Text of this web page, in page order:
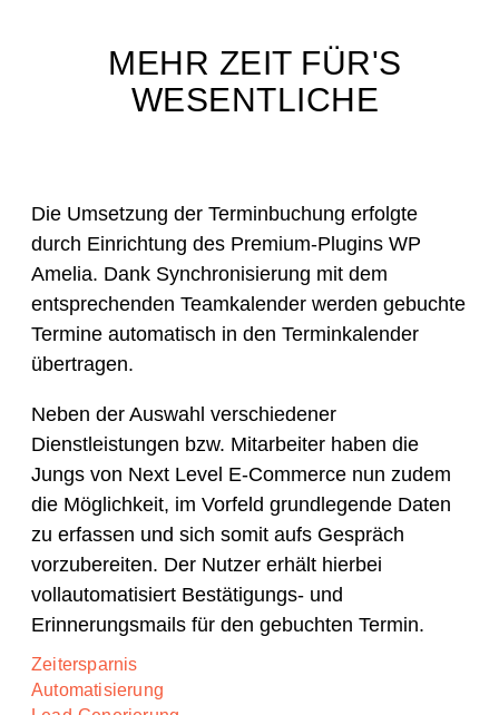
MEHR ZEIT FÜR'S
WESENTLICHE
Die Umsetzung der Terminbuchung erfolgte
durch Einrichtung des Premium-Plugins WP
Amelia. Dank Synchronisierung mit dem
entsprechenden Teamkalender werden gebuchte
Termine automatisch in den Terminkalender
übertragen.
Neben der Auswahl verschiedener
Dienstleistungen bzw. Mitarbeiter haben die
Jungs von Next Level E-Commerce nun zudem
die Möglichkeit, im Vorfeld grundlegende Daten
zu erfassen und sich somit aufs Gespräch
vorzubereiten. Der Nutzer erhält hierbei
vollautomatisiert Bestätigungs- und
Erinnerungsmails für den gebuchten Termin.
Zeitersparnis
Automatisierung